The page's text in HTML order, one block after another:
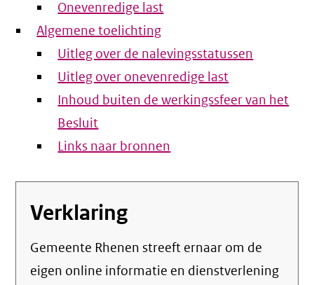
Onevenredige last
Algemene toelichting
Uitleg over de nalevingsstatussen
Uitleg over onevenredige last
Inhoud buiten de werkingssfeer van het
Besluit
Links naar bronnen
Verklaring
Gemeente Rhenen streeft ernaar om de
eigen online informatie en dienstverlening